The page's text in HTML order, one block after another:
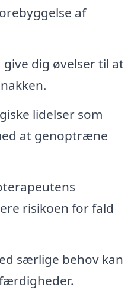
af
dig øvelser til at
lidelser som
at genoptræne
risikoen for fald
særlige behov kan